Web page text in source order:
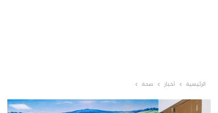
الرئيسية أخبار صحة